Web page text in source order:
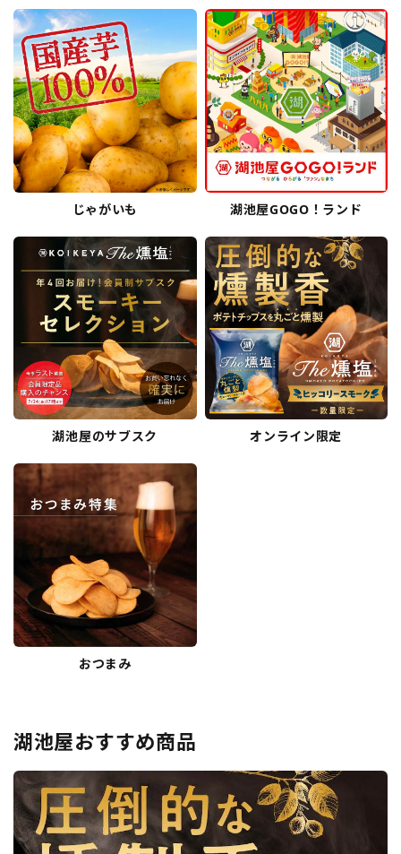
じゃがいも 湖池屋GOGO！ランド
湖池屋のサブスク オンライン限定
おつまみ
湖池屋おすすめ商品